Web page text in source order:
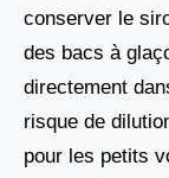
conserver le
des bacs à
directement
risque de
pour les petits